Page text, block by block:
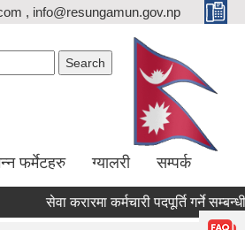
, info@resungamun.gov.np
फर्मेटहरु ग्यालरी सम्पर्क
सेवा करारमा कर्मचारी पदपूर्ति गर्ने सम्बन्धी